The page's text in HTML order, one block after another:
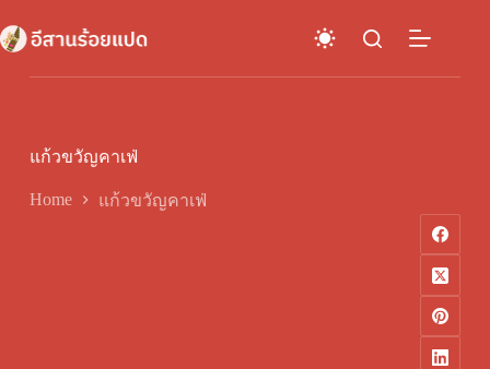
to
content
แก้วขวัญคาเฟ่
Home แก้วขวัญคาเฟ่